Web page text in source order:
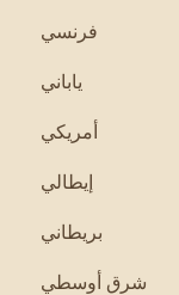
فرنسي
ياباني
أمريكي
إيطالي
بريطاني
شرق أوسطي